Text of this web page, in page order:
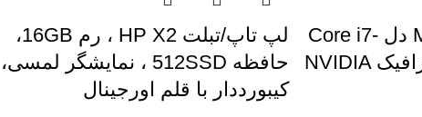
لپ‌تاپ استوک M4800 دل Core i7-
4810MQ با SSD و گرافیک NVIDIA
لپ تاپ/تبلت HP X2 ، رم 16GB،
حافظه 512SSD ، نمایشگر لمسی،
کیبورددار با قلم اورجینال